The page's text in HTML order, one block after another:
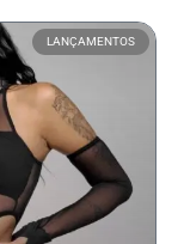
LANÇAMENTOS